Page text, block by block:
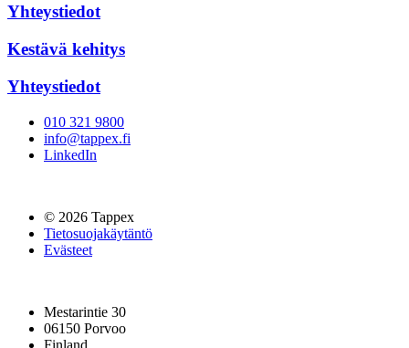
Yhteystiedot
Kestävä kehitys
Yhteystiedot
010 321 9800
info@tappex.fi
LinkedIn
© 2026 Tappex
Tietosuojakäytäntö
Evästeet
Mestarintie 30
06150 Porvoo
Finland